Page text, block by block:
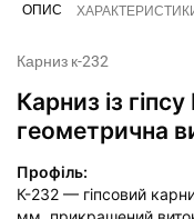
ОПИС
Карниз к-232
Карниз із
геометрична
Профіль:
К-232 — гіпсовий